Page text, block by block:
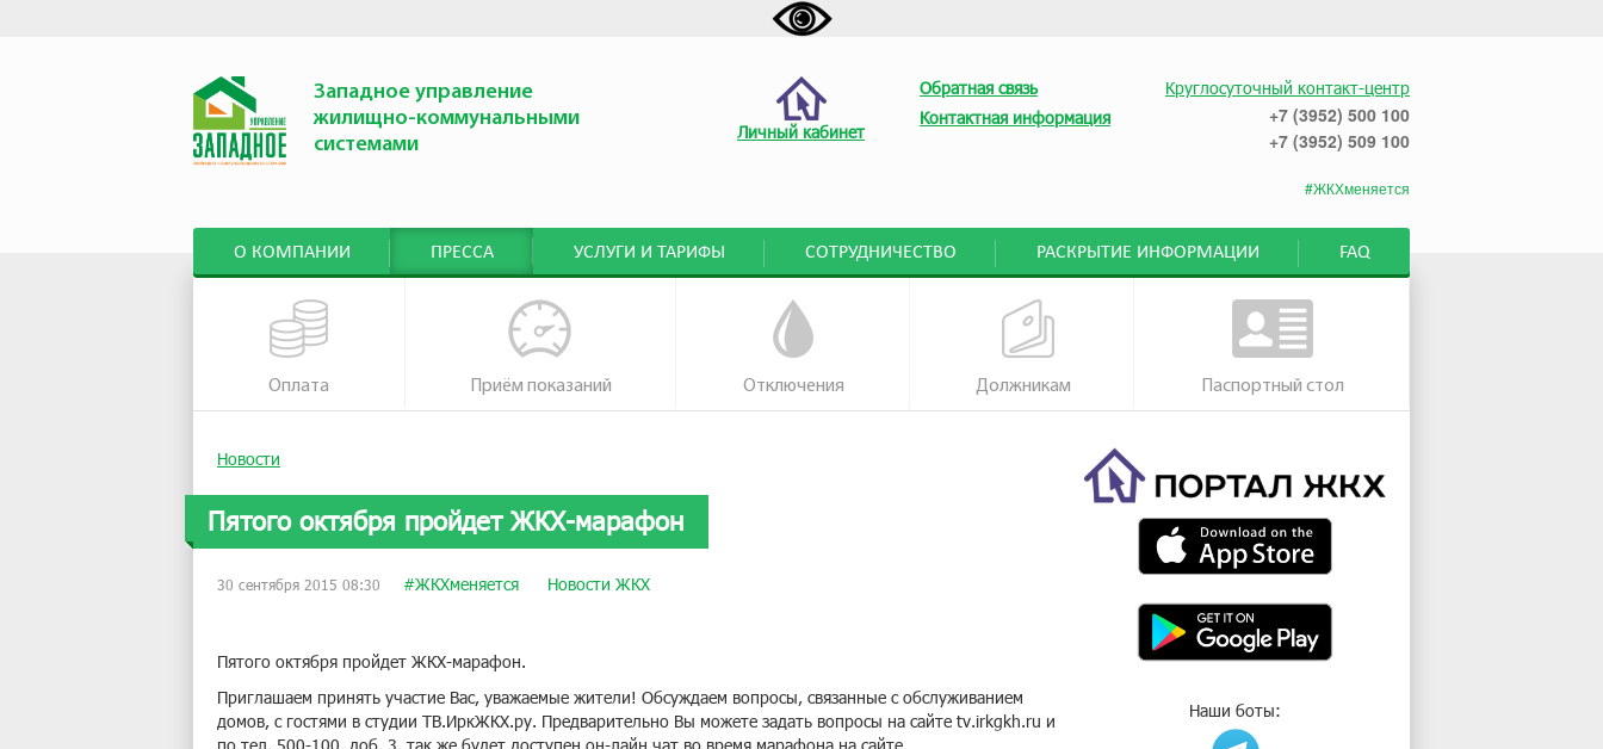
Западное управление
жилищно-коммунальными
системами
Личный кабинет
Обратная связь
Контактная информация
Круглосуточный контакт-центр
+7 (3952) 500 100
+7 (3952) 509 100
#ЖКХменяется
О КОМПАНИИ ПРЕССА УСЛУГИ И ТАРИФЫ СОТРУДНИЧЕСТВО РАСКРЫТИЕ ИНФОРМАЦИИ FAQ
Оплата Приём показаний Отключения Должникам Паспортный стол
Наши боты:
Новости
Пятого октября пройдет ЖКХ-марафон
30 сентября 2015 08:30 #ЖКХменяется Новости ЖКХ
Пятого октября пройдет ЖКХ-марафон.
Приглашаем принять участие Вас, уважаемые жители! Обсуждаем вопросы, связанные с обслуживанием
домов, с гостями в студии ТВ.ИркЖКХ.ру. Предварительно Вы можете задать вопросы на сайте tv.irkgkh.ru и
по тел. 500-100, доб. 3, так же будет доступен он-лайн чат во время марафона на сайте.